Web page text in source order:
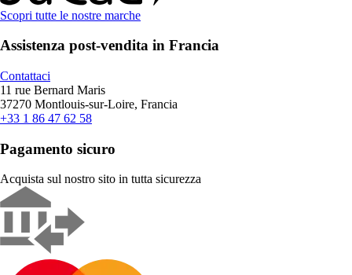
Scopri tutte le nostre marche
Assistenza post-vendita in Francia
Contattaci
11 rue Bernard Maris
37270 Montlouis-sur-Loire, Francia
+33 1 86 47 62 58
Pagamento sicuro
Acquista sul nostro sito in tutta sicurezza